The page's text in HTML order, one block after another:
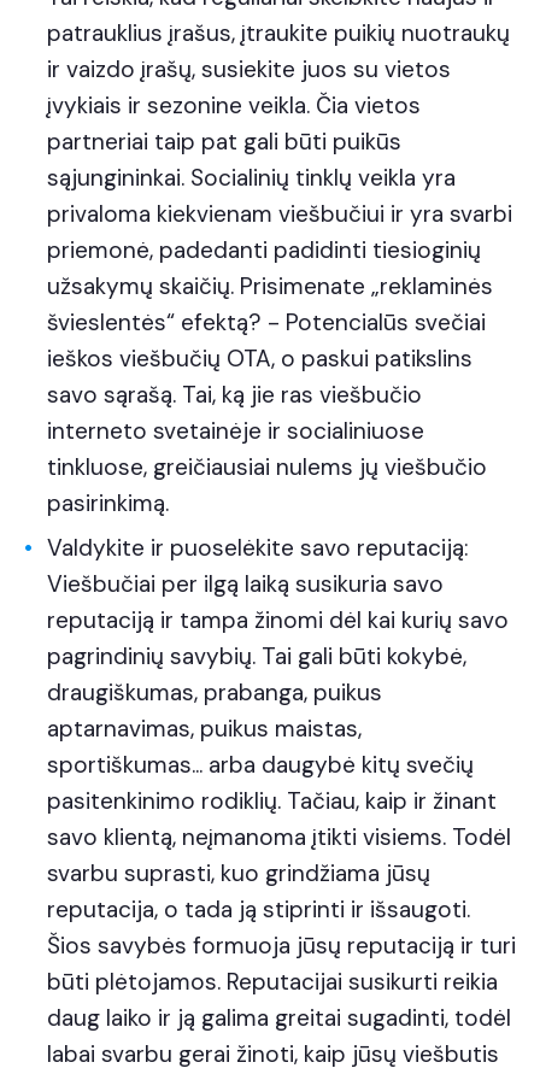
patrauklius įrašus, įtraukite puikių nuotraukų
ir vaizdo įrašų, susiekite juos su vietos
įvykiais ir sezonine veikla. Čia vietos
partneriai taip pat gali būti puikūs
sąjungininkai. Socialinių tinklų veikla yra
privaloma kiekvienam viešbučiui ir yra svarbi
priemonė, padedanti padidinti tiesioginių
užsakymų skaičių. Prisimenate „reklaminės
švieslentės“ efektą? - Potencialūs svečiai
ieškos viešbučių OTA, o paskui patikslins
savo sąrašą. Tai, ką jie ras viešbučio
interneto svetainėje ir socialiniuose
tinkluose, greičiausiai nulems jų viešbučio
pasirinkimą.
Valdykite ir puoselėkite savo reputaciją:
Viešbučiai per ilgą laiką susikuria savo
reputaciją ir tampa žinomi dėl kai kurių savo
pagrindinių savybių. Tai gali būti kokybė,
draugiškumas, prabanga, puikus
aptarnavimas, puikus maistas,
sportiškumas... arba daugybė kitų svečių
pasitenkinimo rodiklių. Tačiau, kaip ir žinant
savo klientą, neįmanoma įtikti visiems. Todėl
svarbu suprasti, kuo grindžiama jūsų
reputacija, o tada ją stiprinti ir išsaugoti.
Šios savybės formuoja jūsų reputaciją ir turi
būti plėtojamos. Reputacijai susikurti reikia
daug laiko ir ją galima greitai sugadinti, todėl
labai svarbu gerai žinoti, kaip jūsų viešbutis